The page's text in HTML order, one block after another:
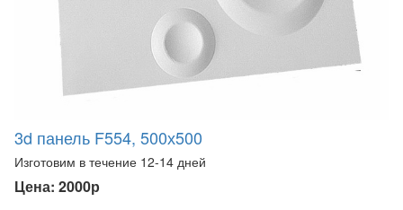
3d панель F554, 500х500
Изготовим в течение 12-14 дней
Цена: 2000р